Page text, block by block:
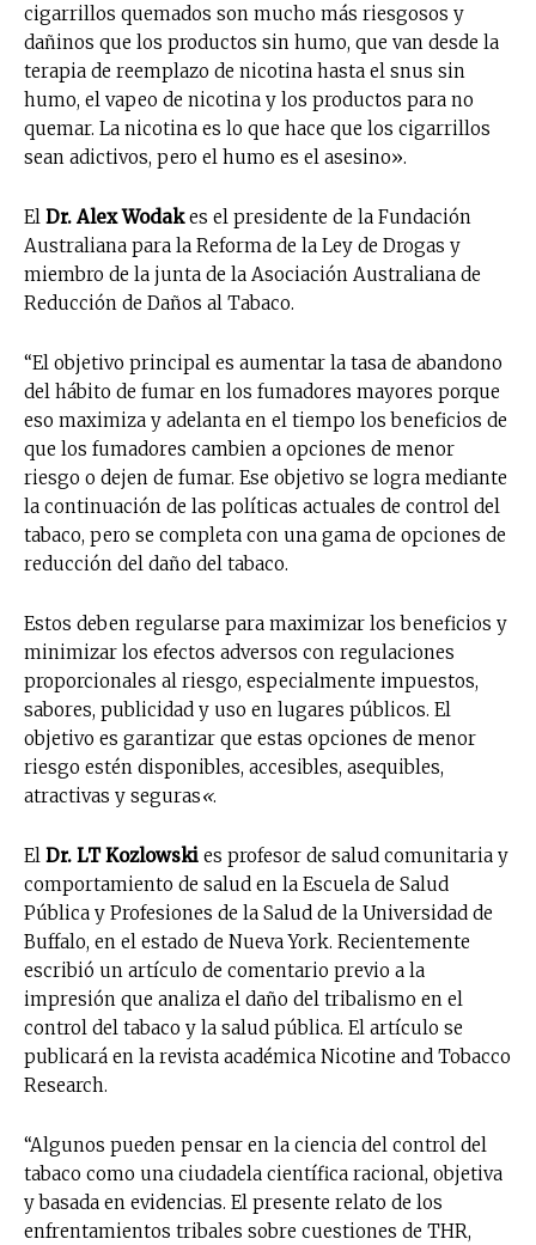
cigarrillos quemados son mucho más riesgosos y
dañinos que los productos sin humo, que van desde la
terapia de reemplazo de nicotina hasta el snus sin
humo, el vapeo de nicotina y los productos para no
quemar. La nicotina es lo que hace que los cigarrillos
sean adictivos, pero el humo es el asesino».
El Dr. Alex Wodakes el presidente de la Fundación
Australiana para la Reforma de la Ley de Drogas y
miembro de la junta de la Asociación Australiana de
Reducción de Daños al Tabaco.
“El objetivo principal es aumentar la tasa de abandono
del hábito de fumar en los fumadores mayores porque
eso maximiza y adelanta en el tiempo los beneficios de
que los fumadores cambien a opciones de menor
riesgo o dejen de fumar. Ese objetivo se logra mediante
la continuación de las políticas actuales de control del
tabaco, pero se completa con una gama de opciones de
reducción del daño del tabaco.
Estos deben regularse para maximizar los beneficios y
minimizar los efectos adversos con regulaciones
proporcionales al riesgo, especialmente impuestos,
sabores, publicidad y uso en lugares públicos. El
objetivo es garantizar que estas opciones de menor
riesgo estén disponibles, accesibles, asequibles,
atractivas y seguras«.
El Dr. LT Kozlowski es profesor de salud comunitaria y
comportamiento de salud en la Escuela de Salud
Pública y Profesiones de la Salud de la Universidad de
Buffalo, en el estado de Nueva York. Recientemente
escribió un artículo de comentario previo a la
impresión que analiza el daño del tribalismo en el
control del tabaco y la salud pública. El artículo se
publicará en la revista académica Nicotine and Tobacco
Research.
“Algunos pueden pensar en la ciencia del control del
tabaco como una ciudadela científica racional, objetiva
y basada en evidencias. El presente relato de los
enfrentamientos tribales sobre cuestiones de THR,